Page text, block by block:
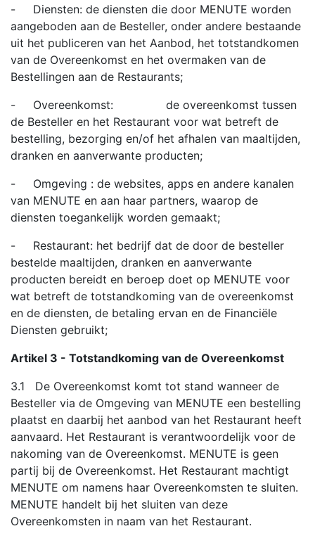
- Diensten: de diensten die door MENUTE worden
aangeboden aan de Besteller, onder andere bestaande
uit het publiceren van het Aanbod, het totstandkomen
van de Overeenkomst en het overmaken van de
Bestellingen aan de Restaurants;
- Overeenkomst: de overeenkomst tussen
de Besteller en het Restaurant voor wat betreft de
bestelling, bezorging en/of het afhalen van maaltijden,
dranken en aanverwante producten;
- Omgeving : de websites, apps en andere kanalen
van MENUTE en aan haar partners, waarop de
diensten toegankelijk worden gemaakt;
- Restaurant: het bedrijf dat de door de besteller
bestelde maaltijden, dranken en aanverwante
producten bereidt en beroep doet op MENUTE voor
wat betreft de totstandkoming van de overeenkomst
en de diensten, de betaling ervan en de Financiële
Diensten gebruikt;
Artikel 3 - Totstandkoming van de Overeenkomst
3.1 De Overeenkomst komt tot stand wanneer de
Besteller via de Omgeving van MENUTE een bestelling
plaatst en daarbij het aanbod van het Restaurant heeft
aanvaard. Het Restaurant is verantwoordelijk voor de
nakoming van de Overeenkomst. MENUTE is geen
partij bij de Overeenkomst. Het Restaurant machtigt
MENUTE om namens haar Overeenkomsten te sluiten.
MENUTE handelt bij het sluiten van deze
Overeenkomsten in naam van het Restaurant.